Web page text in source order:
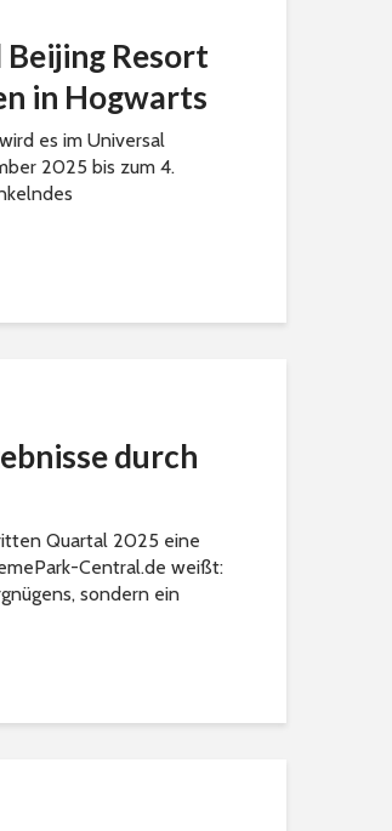
Beijing Resort
in Hogwarts
es im Universal
2025 bis zum 4.
durch
Quartal 2025 eine
Central.de weißt:
sondern ein